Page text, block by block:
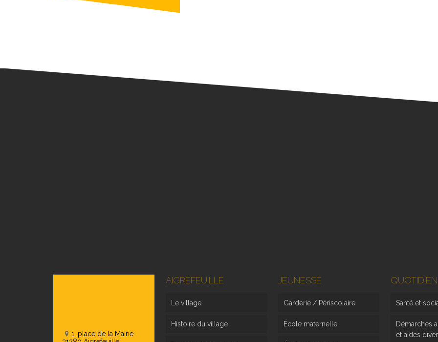
1, place de la Mairie
AIGREFEUILLE
Le village
Histoire du village
JEUNESSE
Garderie / Périscolaire
École maternelle
QUOTIDIEN
Santé et
Démarches
et aides